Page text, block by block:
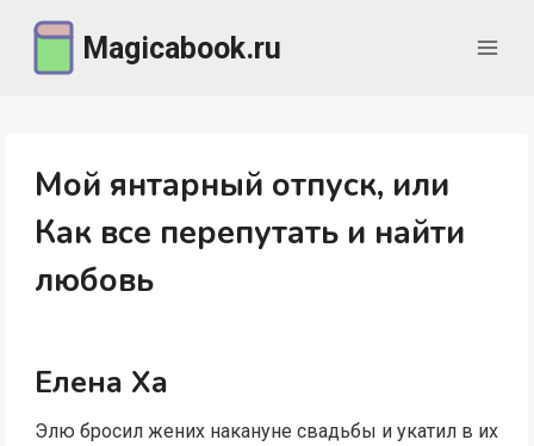
содержимому
Magicabook.ru
Мой янтарный отпуск, или
Как все перепутать и найти
любовь
Елена Ха
Элю бросил жених накануне свадьбы и укатил в их